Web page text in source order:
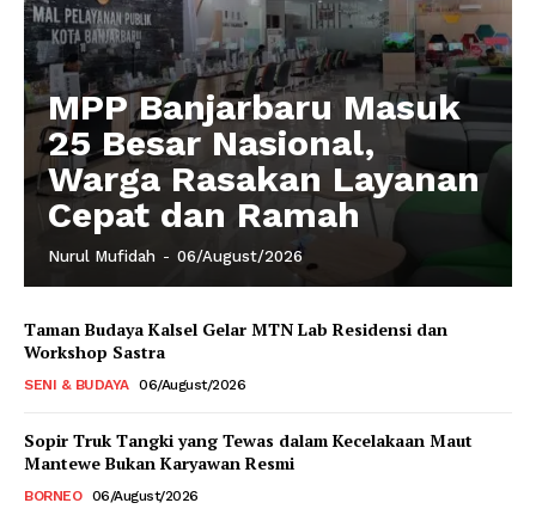
MPP Banjarbaru Masuk
25 Besar Nasional,
Warga Rasakan Layanan
Cepat dan Ramah
Nurul Mufidah - 06/August/2026
Taman Budaya Kalsel Gelar MTN Lab Residensi dan
Workshop Sastra
SENI & BUDAYA 06/August/2026
Sopir Truk Tangki yang Tewas dalam Kecelakaan Maut
Mantewe Bukan Karyawan Resmi
BORNEO 06/August/2026